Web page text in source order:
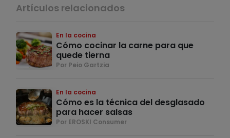
Artículos relacionados
En la cocina
Cómo cocinar la carne para que
quede tierna
Por Peio Gartzia
En la cocina
Cómo es la técnica del desglasado
para hacer salsas
Por EROSKI Consumer